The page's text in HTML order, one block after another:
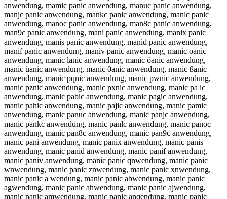
anwendung, mamic panic anwendung, manuc panic anwendung,
manjc panic anwendung, mankc panic anwendung, manlc panic
anwendung, manoc panic anwendung, man8c panic anwendung,
man9c panic anwendung, mani panic anwendung, manix panic
anwendung, manis panic anwendung, manid panic anwendung,
manif panic anwendung, maniv panic anwendung, manic oanic
anwendung, manic lanic anwendung, manic öanic anwendung,
manic üanic anwendung, manic 0anic anwendung, manic ßanic
anwendung, manic pqnic anwendung, manic pwnic anwendung,
manic pznic anwendung, manic pxnic anwendung, manic pa ic
anwendung, manic pabic anwendung, manic pagic anwendung,
manic pahic anwendung, manic pajic anwendung, manic pamic
anwendung, manic panuc anwendung, manic panjc anwendung,
manic pankc anwendung, manic panlc anwendung, manic panoc
anwendung, manic pan8c anwendung, manic pan9c anwendung,
manic pani anwendung, manic panix anwendung, manic panis
anwendung, manic panid anwendung, manic panif anwendung,
manic paniv anwendung, manic panic qnwendung, manic panic
wnwendung, manic panic znwendung, manic panic xnwendung,
manic panic a wendung, manic panic abwendung, manic panic
agwendung, manic panic ahwendung, manic panic ajwendung,
manic panic amwendung, manic panic anqendung, manic panic